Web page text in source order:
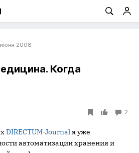
2008
Когда
2
DIRECTUM-Journalя уже
автоматизации хранения и